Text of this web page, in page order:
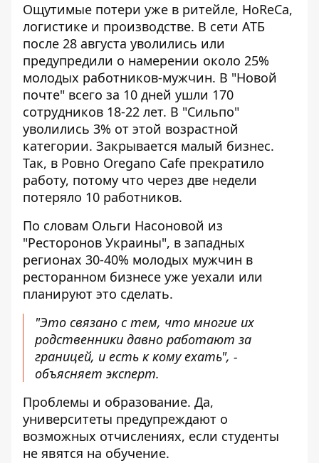
Ощутимые потери уже в ритейле, HoReCa,
логистике и производстве. В сети АТБ
после 28 августа уволились или
предупредили о намерении около 25%
молодых работников-мужчин. В "Новой
почте" всего за 10 дней ушли 170
сотрудников 18-22 лет. В "Сильпо"
уволились 3% от этой возрастной
категории. Закрывается малый бизнес.
Так, в Ровно Oregano Cafe прекратило
работу, потому что через две недели
потеряло 10 работников.
По словам Ольги Насоновой из
"Ресторонов Украины", в западных
регионах 30-40% молодых мужчин в
ресторанном бизнесе уже уехали или
планируют это сделать.
"Это связано с тем, что многие их
родственники давно работают за
границей, и есть к кому ехать", -
объясняет эксперт.
Проблемы и образование. Да,
университеты предупреждают о
возможных отчислениях, если студенты
не явятся на обучение.